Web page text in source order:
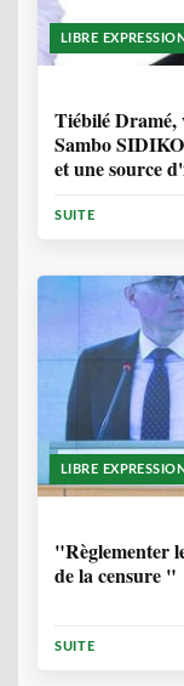
LIBRE EXPRESSION
Tiébilé Dramé,
Sambo
et une source
SUITE
LIBRE EXPRESSION
"Règlementer
de la censure "
SUITE